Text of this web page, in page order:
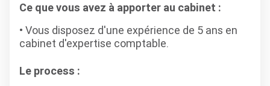
Ce que vous avez à apporter au cabinet :
Vous disposez d'une expérience de 5 ans en
cabinet d'expertise comptable.
Le process :